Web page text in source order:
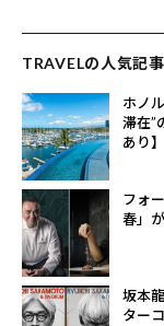
TRAVELの人気記事
ホノ
滞在”
あり】
フォ
春」
坂本
ター